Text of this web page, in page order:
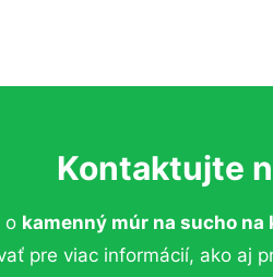
Kontaktujte
o kamenný múr na sucho na
pre viac informácií, ako aj